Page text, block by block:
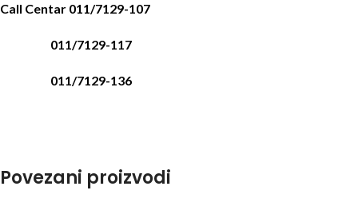
Call Centar 011/7129-107
011/7129-117
011/7129-136
Povezani proizvodi